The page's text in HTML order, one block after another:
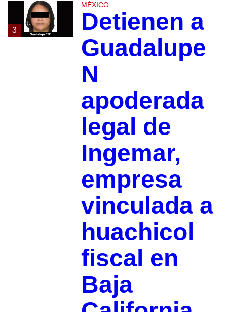
3
MÉXICO
Detienen a
Guadalupe
N
apoderada
legal de
Ingemar,
empresa
vinculada a
huachicol
fiscal en
Baja